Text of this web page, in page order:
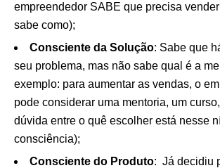
empreendedor SABE que precisa
sabe como);
Consciente da Solução: Sabe que
seu problema, mas não sabe qual é a
exemplo: para aumentar as vendas, o
pode considerar uma mentoria, um
dúvida entre o quê escolher está nesse
consciência);
Consciente do Produto: Já decidiu